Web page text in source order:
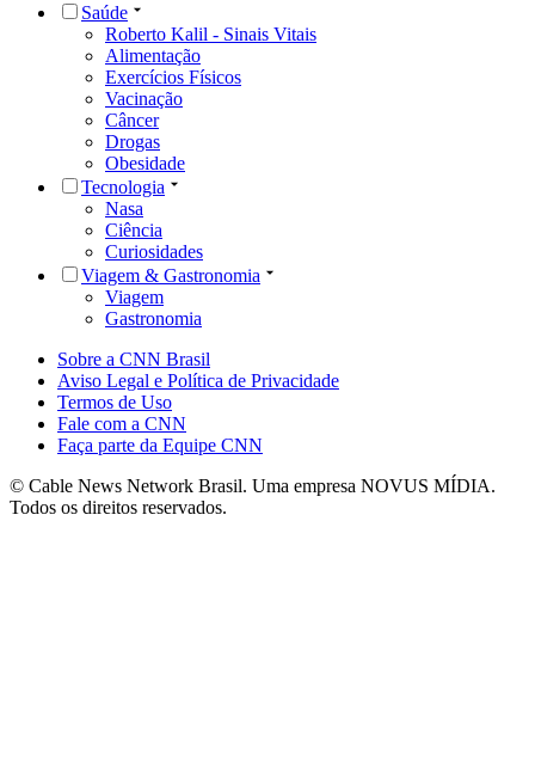
Saúde
Roberto Kalil - Sinais Vitais
Alimentação
Exercícios Físicos
Vacinação
Câncer
Drogas
Obesidade
Tecnologia
Nasa
Ciência
Curiosidades
Viagem & Gastronomia
Viagem
Gastronomia
Sobre a CNN Brasil
Aviso Legal e Política de Privacidade
Termos de Uso
Fale com a CNN
Faça parte da Equipe CNN
© Cable News Network Brasil. Uma empresa NOVUS MÍDIA.
Todos os direitos reservados.